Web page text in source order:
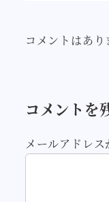
コメントはあり
コメントを
メールアドレス